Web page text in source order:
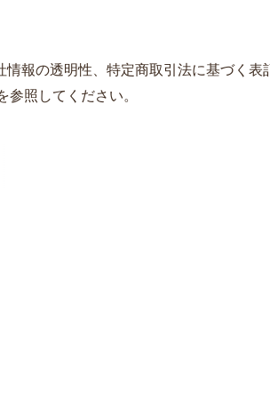
報の透明性、特定商取引法に基づく表
参照してください。